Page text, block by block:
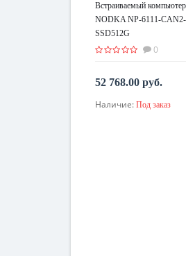
Встраиваемый
NODKA NP-6111-
SSD512G
0
52 768.00 руб.
По запросу
Наличие: Под заказ